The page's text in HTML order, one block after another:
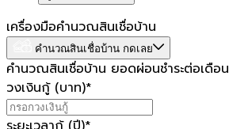
เครื่องมือคำนวณสินเชื่อบ้าน
คำนวณสินเชื่อบ้าน กดเลย
คำนวณสินเชื่อบ้าน ยอดผ่อนชำระต่อเดือน
วงเงินกู้ (บาท)*